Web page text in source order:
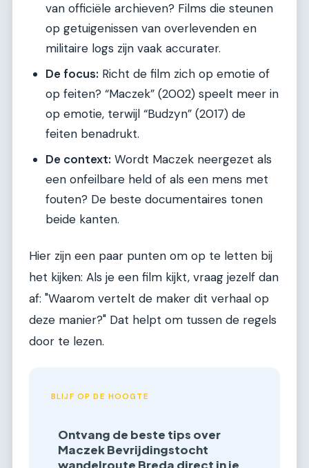
van officiële archieven? Films die steunen
op getuigenissen van overlevenden en
militaire logs zijn vaak accurater.
De focus: Richt de film zich op emotie of
op feiten? “Maczek” (2002) speelt meer in
op emotie, terwijl “Budzyn” (2017) de
feiten benadrukt.
De context: Wordt Maczek neergezet als
een onfeilbare held of als een mens met
fouten? De beste documentaires tonen
beide kanten.
Hier zijn een paar punten om op te letten bij
het kijken: Als je een film kijkt, vraag jezelf dan
af: "Waarom vertelt de maker dit verhaal op
deze manier?" Dat helpt om tussen de regels
door te lezen.
BLIJF OP DE HOOGTE
Ontvang de beste tips over
Maczek Bevrijdingstocht
wandelroute Breda direct in je